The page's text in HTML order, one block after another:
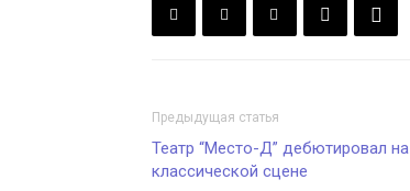
Предыдущая статья
Театр “Место-Д” дебютировал на
классической сцене